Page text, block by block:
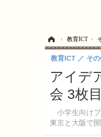
› 教育ICT ›
アイデ
会 3枚
小学生向けプ
東京と大阪で
教育ICT そ